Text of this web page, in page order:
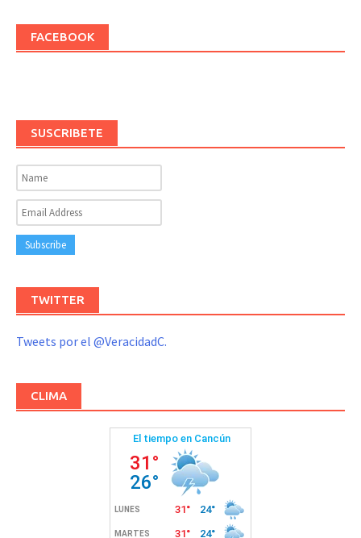
FACEBOOK
SUSCRIBETE
TWITTER
Tweets por el @VeracidadC.
CLIMA